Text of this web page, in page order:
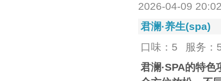
2026-04-09
君澜·养生(spa)
口味：5
服务：
君澜·SPA‌的特